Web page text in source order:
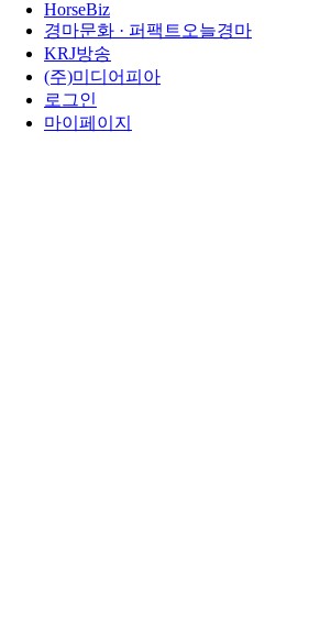
HorseBiz
경마문화 · 퍼팩트오늘경마
KRJ방송
(주)미디어피아
로그인
마이페이지